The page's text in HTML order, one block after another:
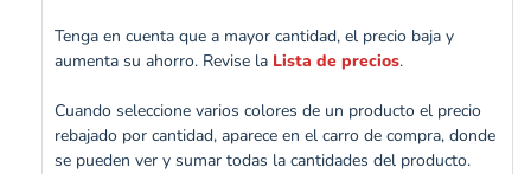
Tenga en cuenta que a mayor cantidad, el precio baja y
aumenta su ahorro. Revise la Lista de precios.
Cuando seleccione varios colores de un producto el precio
rebajado por cantidad, aparece en el carro de compra, donde
se pueden ver y sumar todas la cantidades del producto.